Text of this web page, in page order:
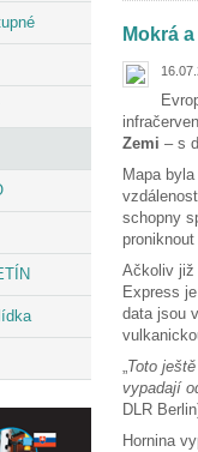
Mokrá
Zemi – s
Mapa
schopny
Ačkoliv již
Express
data jsou
„Toto
vypadají
DLR
Hornina